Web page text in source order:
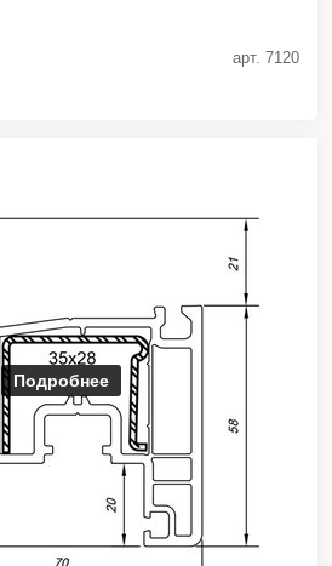
арт. 7120
Подробнее